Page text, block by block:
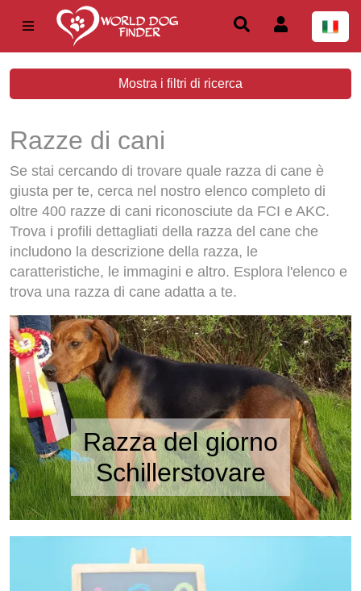
Mostra i filtri di ricerca
Razze di cani
Se stai cercando di trovare quale razza di cane è
giusta per te, cerca nel nostro elenco completo di
oltre 400 razze di cani riconosciute da FCI e AKC.
Trova i profili dettagliati della razza del cane che
includono la descrizione della razza, le
caratteristiche, le immagini e altro. Esplora l'elenco e
trova una razza di cane adatta a te.
Razza del giorno
Schillerstovare